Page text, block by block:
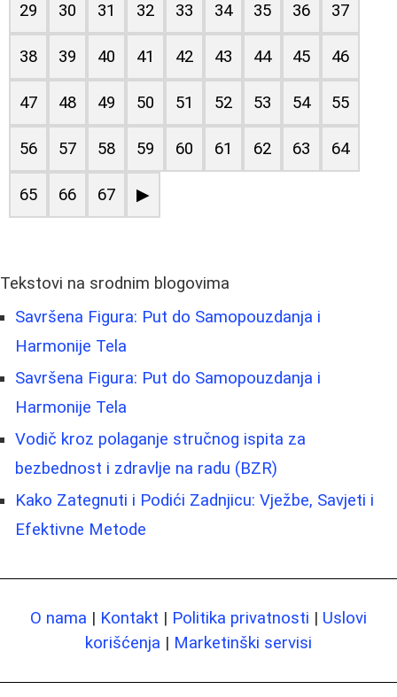
29 30 31 32 33 34 35 36 37
38 39 40 41 42 43 44 45 46
47 48 49 50 51 52 53 54 55
56 57 58 59 60 61 62 63 64
65 66 67 ▶
Tekstovi na srodnim blogovima
Savršena Figura: Put do Samopouzdanja i
Harmonije Tela
Savršena Figura: Put do Samopouzdanja i
Harmonije Tela
Vodič kroz polaganje stručnog ispita za
bezbednost i zdravlje na radu (BZR)
Kako Zategnuti i Podići Zadnjicu: Vježbe, Savjeti i
Efektivne Metode
O nama | Kontakt | Politika privatnosti | Uslovi
korišćenja | Marketinški servisi